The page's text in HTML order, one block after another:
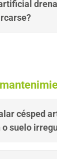
césped
suelo